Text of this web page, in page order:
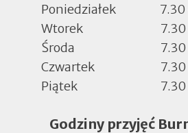
Poniedziałek
Wtorek
Środa
Czwartek
Piątek
Godziny przyjęć